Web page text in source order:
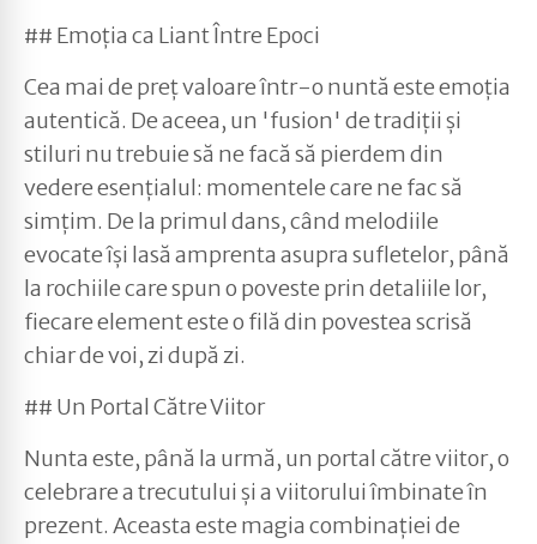
## Emoția ca Liant Între Epoci
Cea mai de preț valoare într-o nuntă este emoția
autentică. De aceea, un 'fusion' de tradiții și
stiluri nu trebuie să ne facă să pierdem din
vedere esențialul: momentele care ne fac să
simțim. De la primul dans, când melodiile
evocate își lasă amprenta asupra sufletelor, până
la rochiile care spun o poveste prin detaliile lor,
fiecare element este o filă din povestea scrisă
chiar de voi, zi după zi.
## Un Portal Către Viitor
Nunta este, până la urmă, un portal către viitor, o
celebrare a trecutului și a viitorului îmbinate în
prezent. Aceasta este magia combinației de